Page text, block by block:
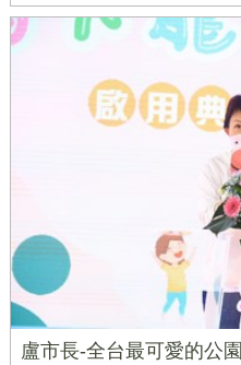
盧市長-全台最可愛的公園